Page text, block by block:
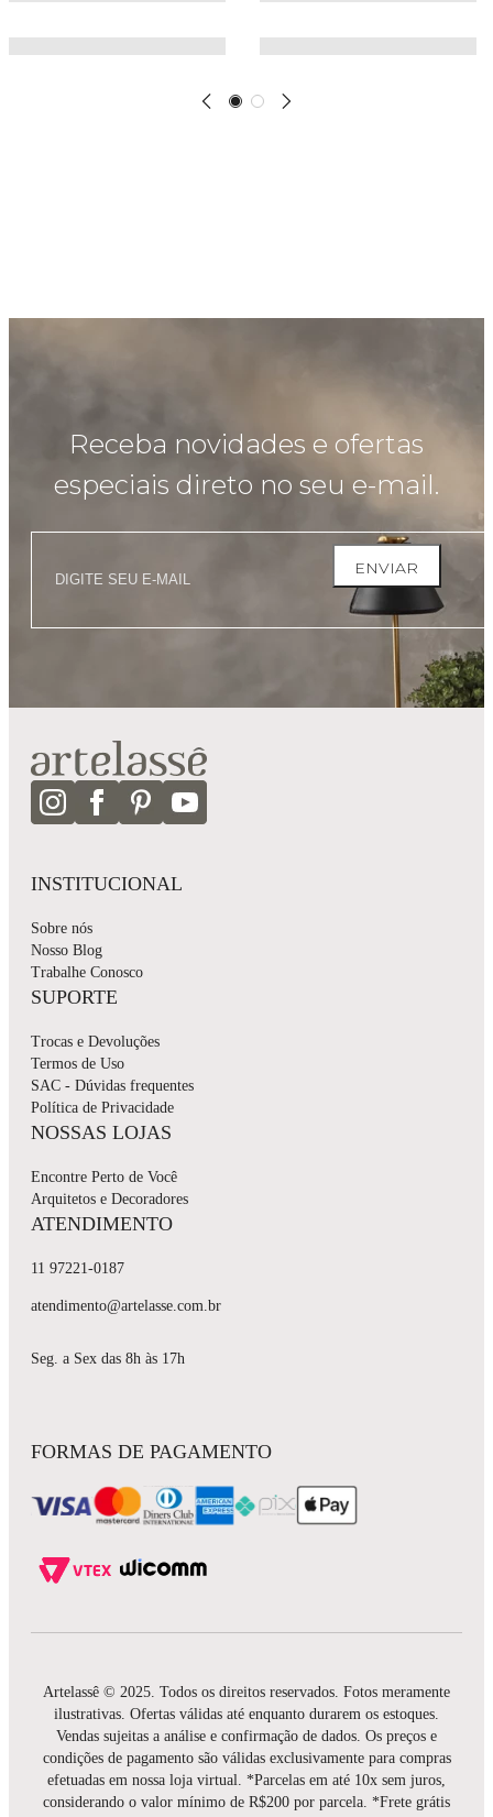
Receba novidades e ofertas
especiais direto no seu e-mail.
ENVIAR
INSTITUCIONAL
Sobre nós
Nosso Blog
Trabalhe Conosco
SUPORTE
Trocas e Devoluções
Termos de Uso
SAC - Dúvidas frequentes
Política de Privacidade
NOSSAS LOJAS
Encontre Perto de Você
Arquitetos e Decoradores
ATENDIMENTO
11 97221-0187
atendimento@artelasse.com.br
Seg. a Sex das 8h às 17h
FORMAS DE PAGAMENTO
Artelassê © 2025. Todos os direitos reservados. Fotos meramente
ilustrativas. Ofertas válidas até enquanto durarem os estoques.
Vendas sujeitas a análise e confirmação de dados. Os preços e
condições de pagamento são válidas exclusivamente para compras
efetuadas em nossa loja virtual. *Parcelas em até 10x sem juros,
considerando o valor mínimo de R$200 por parcela. *Frete grátis